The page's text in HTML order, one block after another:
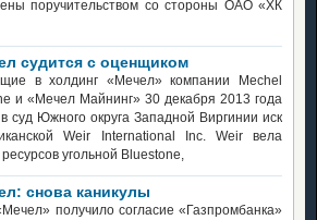
поручительством со стороны ОАО «ХК
судится с оценщиком
в холдинг «Мечел» компании Mechel
и «Мечел Майнинг» 30 декабря 2013 года
суд Южного округа Западной Виргинии иск
Weir International Inc. Weir вела
угольной Bluestone,
снова каникулы
получило согласие «Газпромбанка»